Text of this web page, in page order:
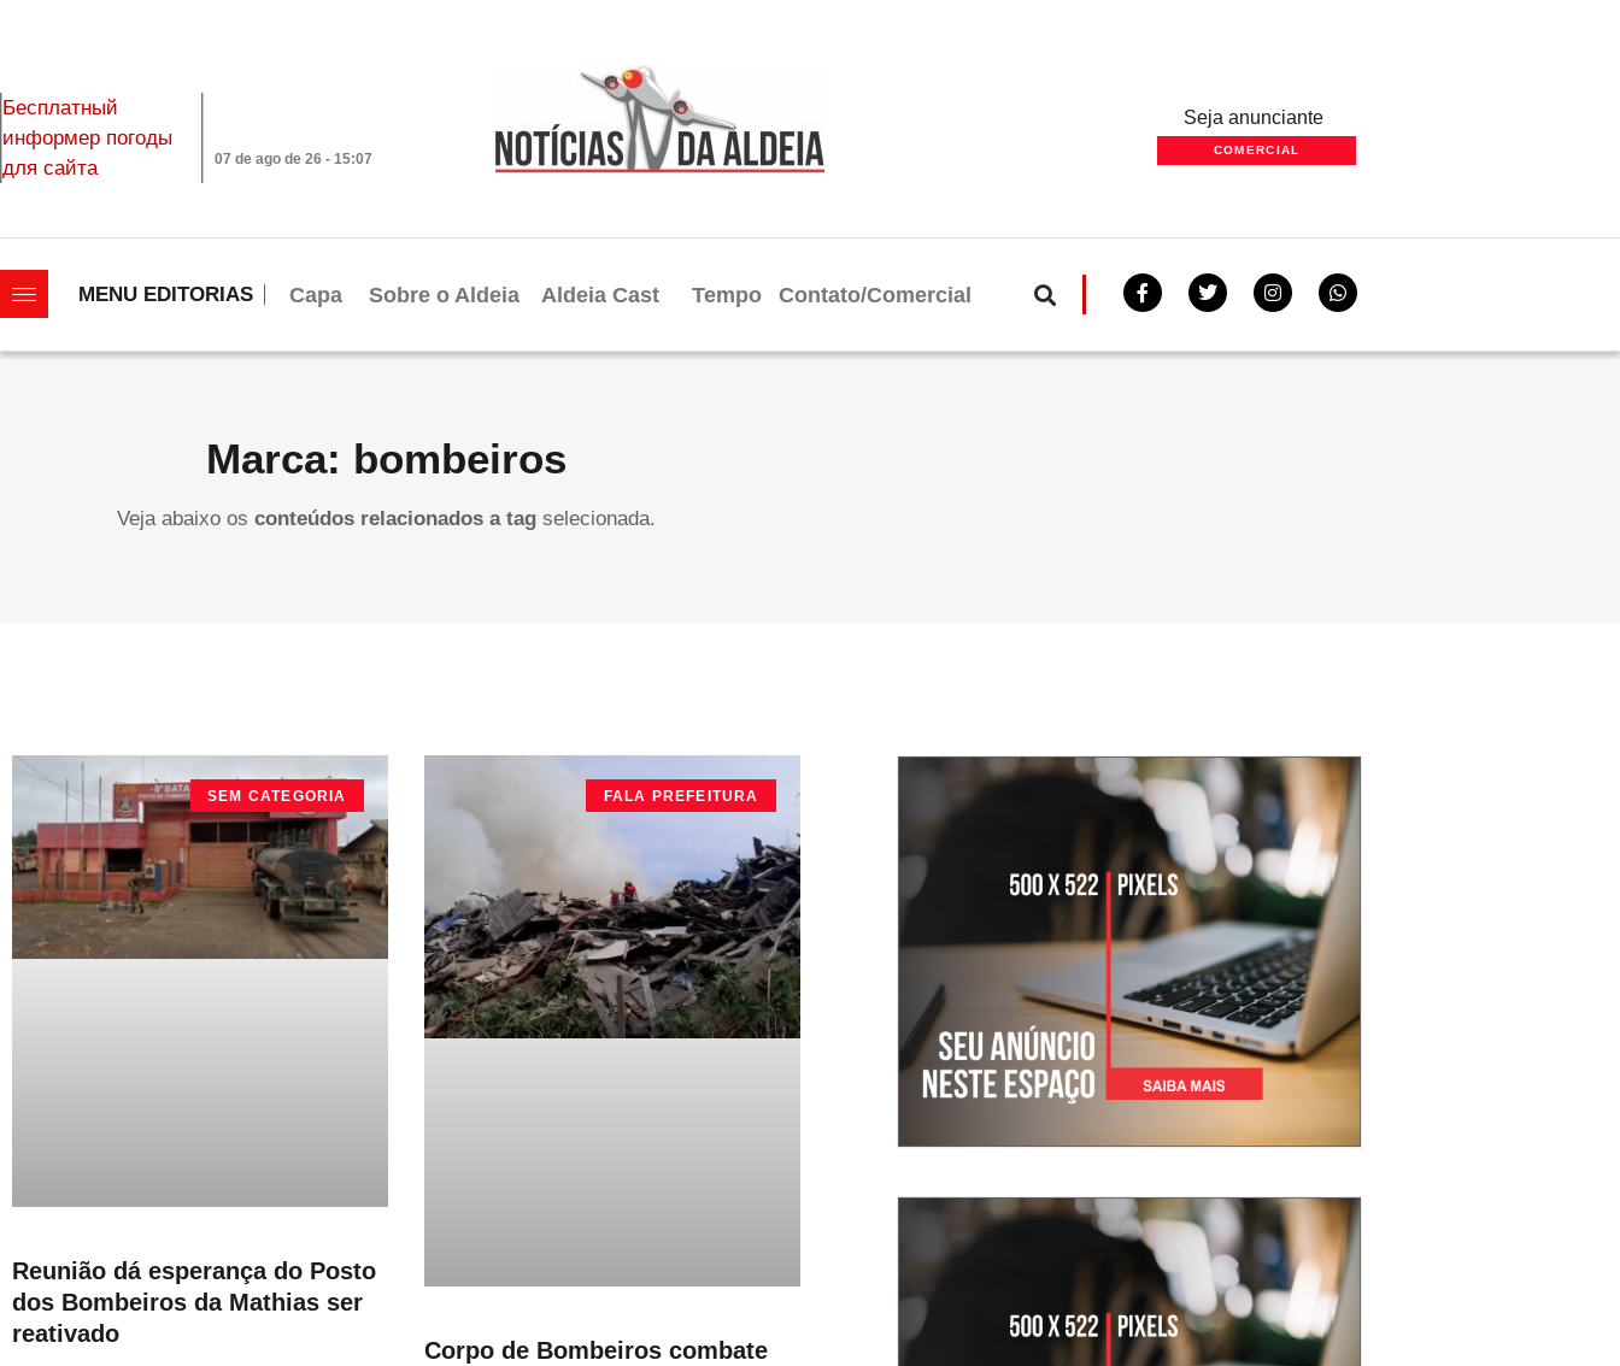
Бесплатный
информер погоды
для сайта
07 de ago de 26 - 15:07
Seja anunciante
COMERCIAL
MENU EDITORIAS Capa Sobre o Aldeia Aldeia Cast Tempo Contato/Comercial
Marca: bombeiros
Veja abaixo os conteúdos relacionados a tagselecionada.
SEM CATEGORIA
Reunião dá esperança do Posto
dos Bombeiros da Mathias ser
reativado
FALA PREFEITURA
Corpo de Bombeiros combate